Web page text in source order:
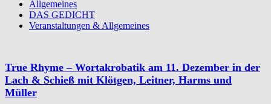
Allgemeines
DAS GEDICHT
Veranstaltungen & Allgemeines
True Rhyme – Wortakrobatik am 11. Dezember in der
Lach & Schieß mit Klötgen, Leitner, Harms und
Müller